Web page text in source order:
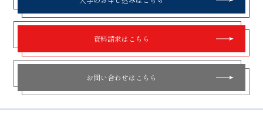
資料請求はこちら
お問い合わせはこちら